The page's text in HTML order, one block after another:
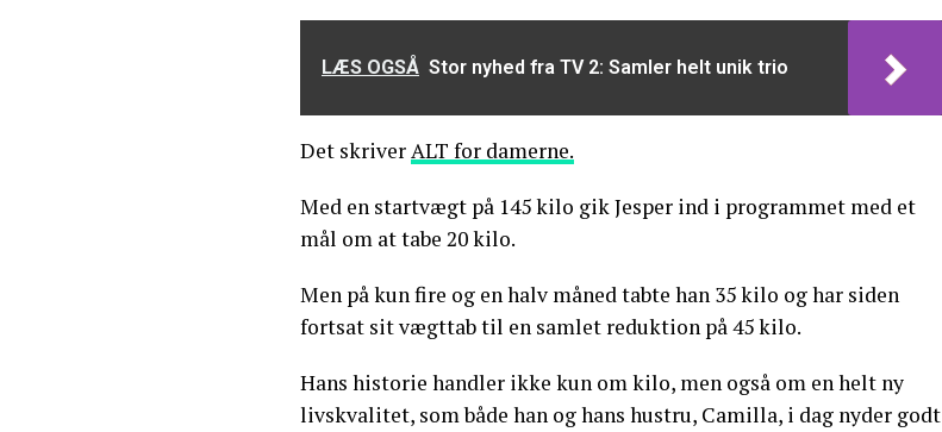
LÆS OGSÅ Stor nyhed fra TV 2: Samler helt unik trio
Det skriverALT for damerne.
Med en startvægt på 145 kilo gik Jesper ind i programmet med et
mål om at tabe 20 kilo.
Men på kun fire og en halv måned tabte han 35 kilo og har siden
fortsat sit vægttab til en samlet reduktion på 45 kilo.
Hans historie handler ikke kun om kilo, men også om en helt ny
livskvalitet, som både han og hans hustru, Camilla, i dag nyder godt